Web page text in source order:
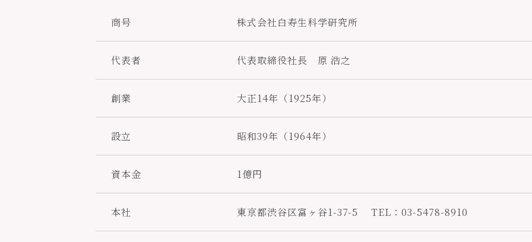
商号 株式会社白寿生科学研究所
代表者 代表取締役社長 原 浩之
創業 大正14年（1925年）
設立 昭和39年（1964年）
資本金 1億円
本社 東京都渋⾕区富ヶ⾕1-37-5TEL：03-5478-8910